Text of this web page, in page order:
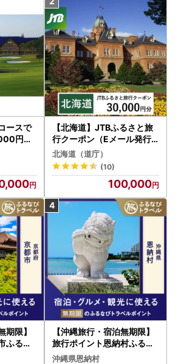
ースで
円分
【北海道】JTBふるさと旅
行クーポン（Eメール発行
）30,000円分 旅行 トラベ
ル 宿泊 人気 おすすめ JTB
W030T
北海道（道庁）
(10)
100,000
期限】
ふるな
【沖縄旅行・宿泊無期限】
旅行ポイント恩納村ふるな
びトラベルポイント
沖縄県恩納村